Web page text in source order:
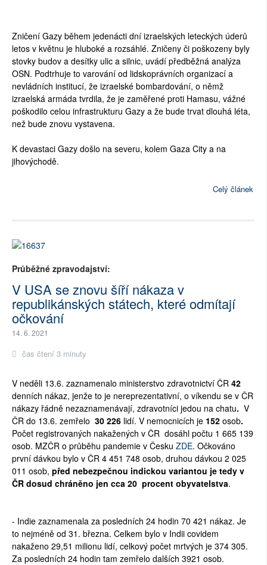
Zničení Gazy během jedenácti dní izraelských leteckých úderů
letos v květnu je hluboké a rozsáhlé. Zničeny či poškozeny byly
stovky budov a desítky ulic a silnic, uvádí předběžná analýza
OSN. Podtrhuje to varování od lidskoprávních organizací a
nevládních institucí, že izraelské bombardování, o němž
izraelská armáda tvrdila, že je zaměřené proti Hamasu, vážné
poškodilo celou infrastrukturu Gazy a že bude trvat dlouhá léta,
než bude znovu vystavena.
K devastaci Gazy došlo na severu, kolem Gaza City a na
jihovýchodě.
Celý článek
Průběžné zpravodajství:
V USA se znovu šíří nákaza v
republikánských státech, které odmítají
očkování
14. 6. 2021
čas čtení 3 minuty
V neděli 13.6. zaznamenalo ministerstvo zdravotnictví ČR 42
denních nákaz, jenže to je nereprezentativní, o víkendu se v ČR
nákazy řádně nezaznamenávají, zdravotníci jedou na chatu. V
ČR do 13.6. zemřelo 30 226 lidí. V nemocnicích je 152 osob.
Počet registrovaných nakažených v ČR dosáhl počtu 1 665 139
osob. MZČR o průběhu pandemie v Česku ZDE. Očkováno
první dávkou bylo v ČR 4 451 748 osob, druhou dávkou 2 025
011 osob, před nebezpečnou indickou variantou je tedy v
ČR dosud chráněno jen cca 20 procent obyvatelstva.
- Indie zaznamenala za posledních 24 hodin 70 421 nákaz. Je
to nejméně od 31. března. Celkem bylo v Indii covidem
nakaženo 29,51 milionu lidí, celkový počet mrtvých je 374 305.
Za posledních 24 hodin tam zemřelo dalších 3921 osob.